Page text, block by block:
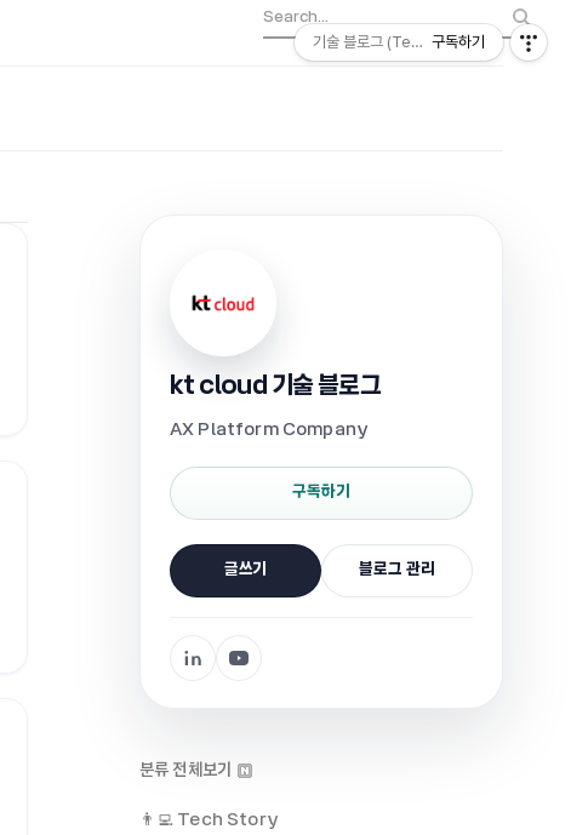
kt cloud 기술 블로그
AX Platform Company
구독하기
글쓰기 블로그 관리
분류 전체보기
👨‍💻 Tech Story
기술 블로그 (Tech) | kt cloud
구독하기